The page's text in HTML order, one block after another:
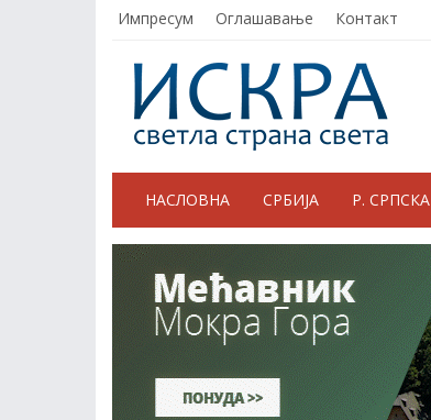
Импресум Оглашавање Контакт
НАСЛОВНА СРБИЈА Р. СРПСКА